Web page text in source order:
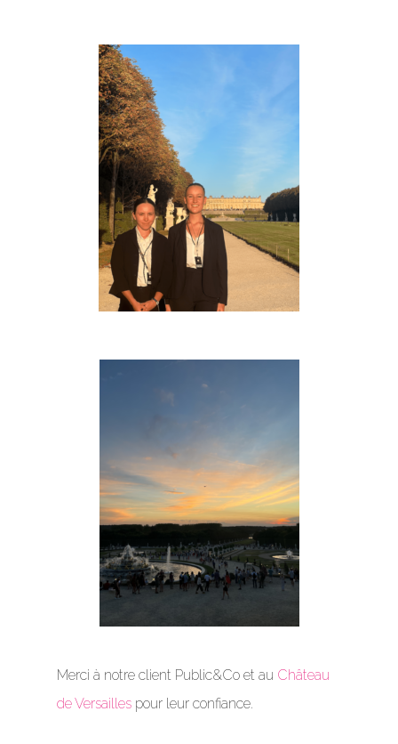
Merci à notre client Public&Co et au Château
de Versailles pour leur confiance.